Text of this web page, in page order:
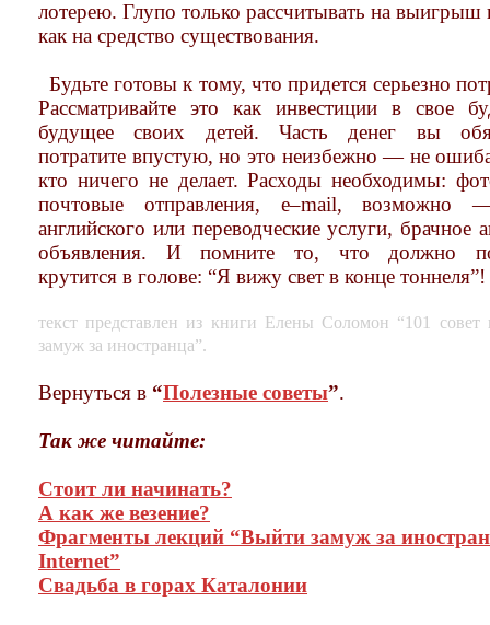
лотерею. Глупо только рассчитывать на выигрыш
как на средство существования.
Будьте готовы к тому, что придется серьезно
Рассматривайте это как инвестиции в свое
будущее своих детей. Часть денег вы
потратите впустую, но это неизбежно — не
кто ничего не делает. Расходы необходимы:
почтовые отправления, e–mail, возможно
английского или переводческие услуги, брачное
объявления. И помните то, что должно
крутится в голове: “Я вижу свет в конце тоннеля”!
текст представлен из книги Елены Соломон “101 совет
замуж за иностранца”.
Вернуться в “Полезные советы”.
Так же читайте:
Стоит ли начинать?
А как же везение?
Фрагменты лекций “Выйти замуж за
Internet”
Свадьба в горах Каталонии